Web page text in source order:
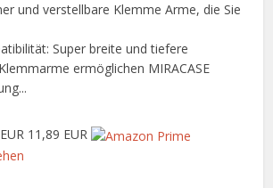
und verstellbare Klemme Arme, die Sie
Super breite und tiefere
ermöglichen MIRACASE
11,89 EUR